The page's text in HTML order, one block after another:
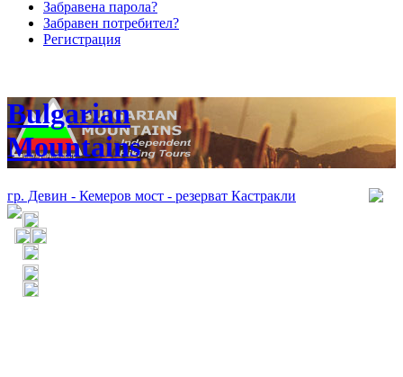
Забравена парола?
Забравен потребител?
Регистрация
Bulgarian
Mountains
гр. Девин - Кемеров мост - резерват Кастракли